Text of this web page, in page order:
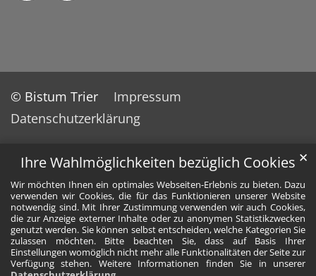
Ihre Wahlmöglichkeiten bezüglich Cookies
Wir möchten Ihnen ein optimales Webseiten-Erlebnis zu bieten. Dazu
verwenden wir Cookies, die für das Funktionieren unserer Website
notwendig sind. Mit Ihrer Zustimmung verwenden wir auch Cookies,
die zur Anzeige externer Inhalte oder zu anonymen Statistikzwecken
genutzt werden. Sie können selbst entscheiden, welche Kategorien Sie
zulassen möchten. Bitte beachten Sie, dass auf Basis Ihrer
Einstellungen womöglich nicht mehr alle Funktionalitäten der Seite zur
Verfügung stehen. Weitere Informationen finden Sie in unserer
✕
© Bistum Trier
Impressum
Datenschutzerklärung